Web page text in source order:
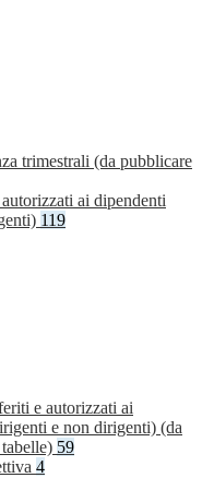
trimestrali (da pubblicare
ai dipendenti
119
e autorizzati ai
e non dirigenti) (da
59
4